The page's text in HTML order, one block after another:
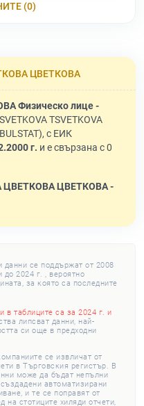
(0)
ЦВЕТКОВА
Физическо лице -
TSVETKOVA
с ЕИК
г. и е свързана с 0
ЦВЕТКОВА ЦВЕТКОВА -
данни се поддържат от 2008
2024 г. , вероятно
за която са последните
в таблиците са за 2024 г. и
липсват данни, най-
си още в предходни
се извличат от
в Търговския регистър. В
може да бъдат непълни
автоматизирани
и те се поправят от
на стотиците хиляди отчети,